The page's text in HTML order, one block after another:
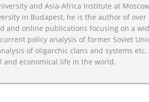
and Asia-Africa Institute at
in Budapest, he is the author of
and online publications focusing on a
policy analysis of former Soviet
of oligarchic clans and systems etc.
economical life in the world.